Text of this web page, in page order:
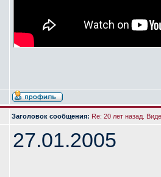
Заголовок сообщения: Re: 20 лет назад.
27.01.2005